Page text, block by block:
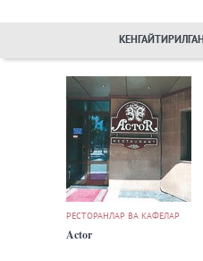
РЕСТОРАНЛАР ВА КАФЕЛАР
Actor